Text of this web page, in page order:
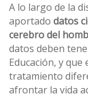
A lo largo de la
aportado datos
cerebro del
datos deben
Educación, y
tratamiento
afrontar la vida